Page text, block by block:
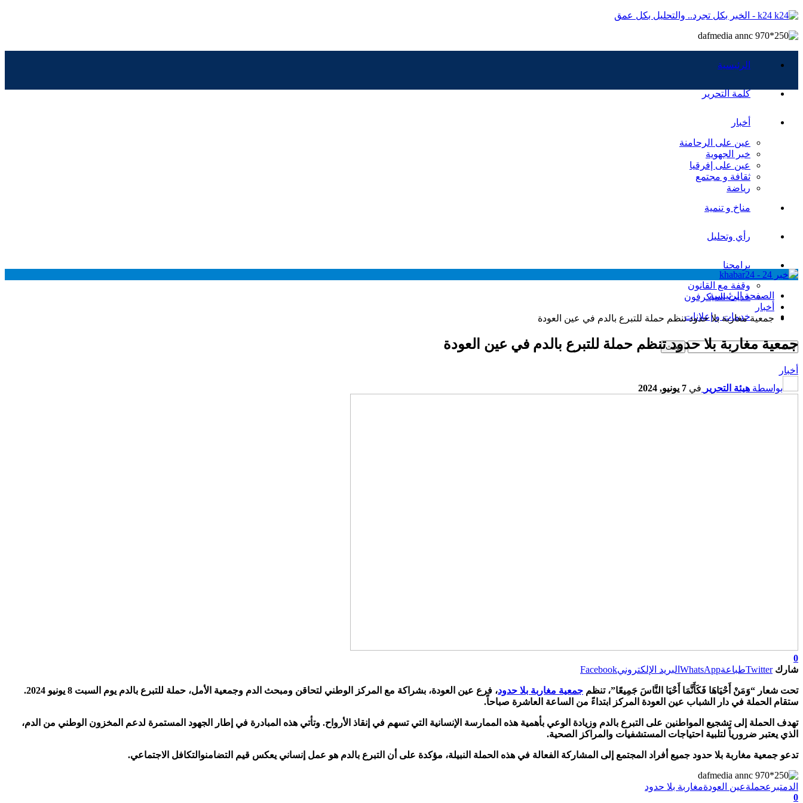
k24 - الخبر بكل تجرد.. والتحليل بكل عمق
الرئيسية
كلمة التحرير
أخبار
عين على الرحامنة
خبر الجهوية
عين على إفرقيا
ثقافة و مجتمع
رياضة
مناخ و تنمية
رأي وتحليل
برامجنا
وقفة مع القانون
حديث الميكرفون
خدمات و إعلانات
الصفحة الرئيسية
أخبار
جمعية مغاربة بلا حدود تنظم حملة للتبرع بالدم في عين العودة
جمعية مغاربة بلا حدود تنظم حملة للتبرع بالدم في عين العودة
أخبار
بواسطة هيئة التحرير في 7 يونيو, 2024
0
شارك TwitterطباعةWhatsApp البريد الإلكترونيFacebook
تحت شعار “وَمَنْ أَحْيَاهَا فَكَأَنَّمَا أَحْيَا النَّاسَ جَمِيعًا”، تنظم جمعية مغاربة بلا حدود
، فرع عين العودة، بشراكة مع المركز الوطني لتحاقن ومبحث الدم وجمعية الأمل، حملة للتبرع بالدم يوم السبت 8 يونيو 2024.
ستقام الحملة في دار الشباب عين العودة المركز ابتداءً من الساعة العاشرة صباحاً.
تهدف الحملة إلى تشجيع المواطنين على التبرع بالدم وزيادة الوعي بأهمية هذه الممارسة الإنسانية التي تسهم في إنقاذ الأرواح. وتأتي هذه المبادرة في إطار الجهود المستمرة لدعم المخزون الوطني من الدم،
الذي يعتبر ضرورياً لتلبية احتياجات المستشفيات والمراكز الصحية.
تدعو جمعية مغاربة بلا حدود جميع أفراد المجتمع إلى المشاركة الفعالة في هذه الحملة النبيلة، مؤكدة على أن التبرع بالدم هو عمل إنساني يعكس قيم التضامنوالتكافل الاجتماعي.
الدمتبرعحملةعين العودةمغاربة بلا حدود
0